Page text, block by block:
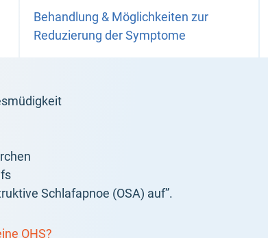
Behandlung & Möglichkeiten zur
Reduzierung der Symptome
Schlafapnoe (OSA) auf”.
OHS?